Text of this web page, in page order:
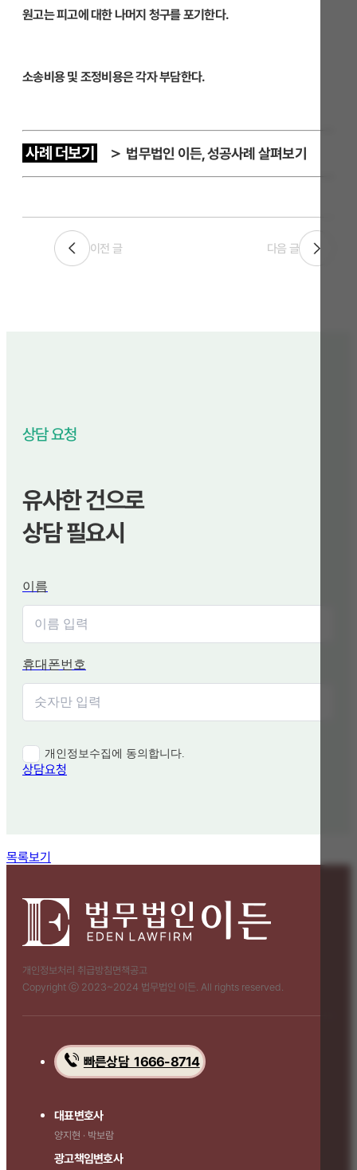
원고는 피고에 대한 나머지 청구를 포기한다.
소송비용 및 조정비용은 각자 부담한다.
사례 더보기 ＞ 법무법인 이든, 성공사례 살펴보기
이전 글 다음 글
상담 요청
유사한 건으로
상담 필요시
이름
휴대폰번호
개인정보수집에 동의합니다.
상담요청
목록보기
개인정보처리 취급방침면책공고
Copyright ⓒ 2023~2024 법무법인 이든. All rights reserved.
빠른상담 1666-8714
대표변호사
양지현 · 박보람
광고책임변호사